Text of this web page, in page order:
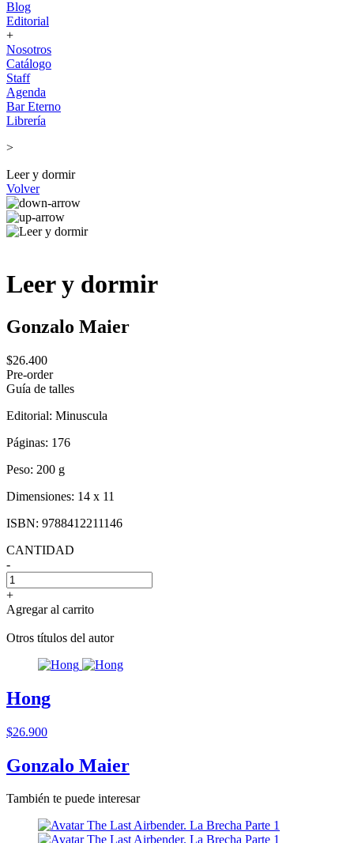
Blog
Editorial
+
Nosotros
Catálogo
Staff
Agenda
Bar Eterno
Librería
>
Leer y dormir
Volver
Leer y dormir
Gonzalo Maier
$26.400
Pre-order
Guía de talles
Editorial: Minuscula
Páginas: 176
Peso: 200 g
Dimensiones: 14 x 11
ISBN: 9788412211146
CANTIDAD
-
+
Agregar al carrito
Otros títulos del autor
Hong
$26.900
Gonzalo Maier
También te puede interesar